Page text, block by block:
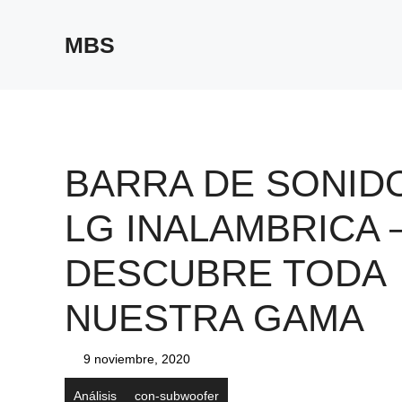
MBS
BARRA DE
LG INALAMBRICA
DESCUBRE TODA
NUESTRA GAMA‎
9 noviembre, 2020
Análisis con-subwoofer